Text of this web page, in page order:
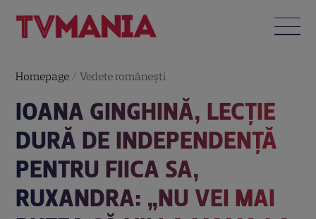
Homepage /Vedete româneşti
IOANA GINGHINĂ, LECȚIE
DURĂ DE INDEPENDENȚĂ
PENTRU FIICA SA,
RUXANDRA: „NU VEI MAI